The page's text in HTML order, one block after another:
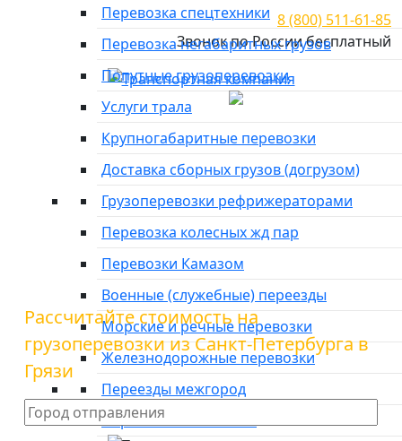
Город отправки
8 (800) 511-61-85
Звонок по России бесплатный
Перевозка спецтехники
Перевозка негабаритных грузов
Попутные грузоперевозки
Услуги трала
Крупногабаритные перевозки
Доставка сборных грузов (догрузом)
Грузоперевозки рефрижераторами
Перевозка колесных жд пар
Перевозки Камазом
Военные (служебные) переезды
Морские и речные перевозки
Железнодорожные перевозки
Переезды межгород
Перевозка автовозом
Тарифы»Грузоперевозки из Санкт-Петербурга
Грузоперевозки из Санкт-
Петербурга в Грязи
Рассчитайте стоимость на
грузоперевозки из Санкт-Петербурга в
Грязи